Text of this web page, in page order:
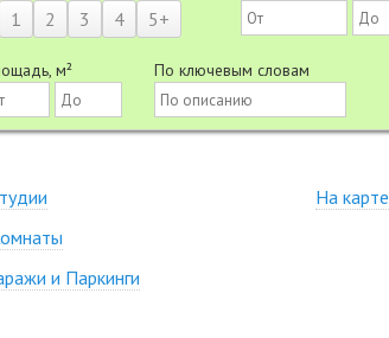
1 2 3 4 5+
м² По ключевым словам
и Паркинги
На карте